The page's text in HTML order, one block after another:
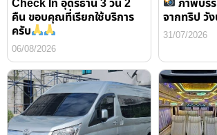
คืน ขอบคุณที่เรียกใช้บริการ
ครับ
06/08/2026
จากทริป วั
31/07/2026